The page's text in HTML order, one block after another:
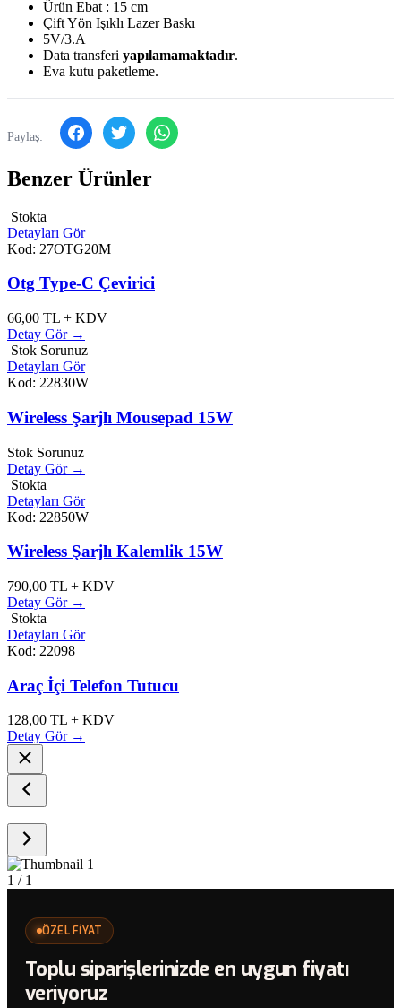
Ürün Ebat : 15 cm
Çift Yön Işıklı Lazer Baskı
5V/3.A
Data transferi yapılamamaktadır.
Eva kutu paketleme.
Paylaş:
Benzer Ürünler
Stokta
Detayları Gör
Kod: 27OTG20M
Otg Type-C Çevirici
66,00 TL + KDV
Detay Gör →
Stok Sorunuz
Detayları Gör
Kod: 22830W
Wireless Şarjlı Mousepad 15W
Stok Sorunuz
Detay Gör →
Stokta
Detayları Gör
Kod: 22850W
Wireless Şarjlı Kalemlik 15W
790,00 TL + KDV
Detay Gör →
Stokta
Detayları Gör
Kod: 22098
Araç İçi Telefon Tutucu
128,00 TL + KDV
Detay Gör →
1 / 1
ÖZEL FİYAT
Toplu siparişlerinizde en uygun fiyatı
veriyoruz